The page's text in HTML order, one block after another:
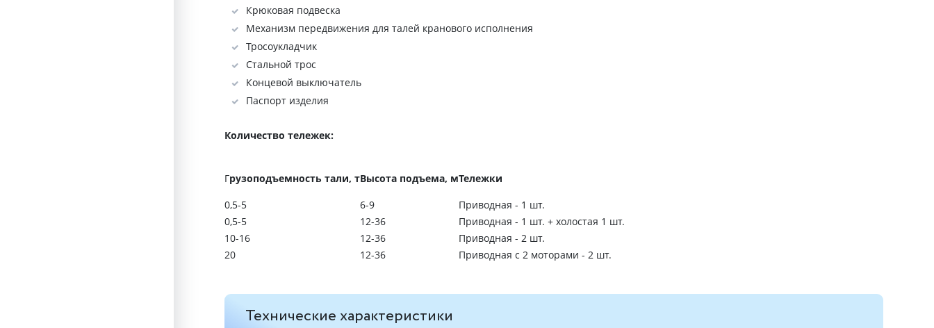
Крюковая подвеска
Механизм передвижения для талей кранового исполнения
Тросоукладчик
Стальной трос
Концевой выключатель
Паспорт изделия
Количество тележек:
Грузоподъемность тали, тВысота подъема, мТележки
0,5-5
6-9
Приводная - 1 шт.
0,5-5
12-36
Приводная - 1 шт. + холостая 1 шт.
10-16
12-36
Приводная - 2 шт.
20
12-36 Приводная с 2 моторами - 2 шт.
Технические характеристики